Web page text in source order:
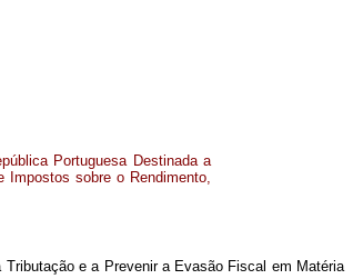
Portuguesa Destinada a
sobre o Rendimento,
e a Prevenir a Evasão Fiscal em Matéria